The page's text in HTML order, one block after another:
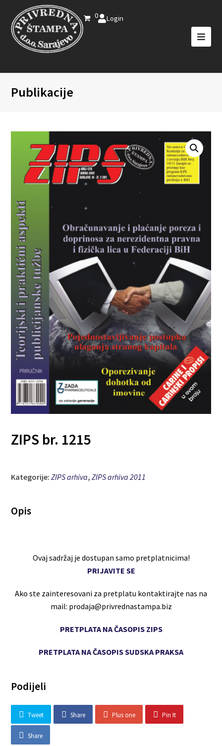
0 Login
Publikacije
ZIPS br. 1215
Kategorije:ZIPS arhiva,ZIPS arhiva 2011
Opis
Ovaj sadržaj je dostupan samo pretplatnicima!
PRIJAVITE SE
Ako ste zainteresovani za pretplatu kontaktirajte nas na
mail: prodaja@privrednastampa.biz
PRETPLATA NA ČASOPIS ZIPS
PRETPLATA NA ČASOPIS SUDSKA PRAKSA
Podijeli
Tweet Share Plus one Pin It
Share